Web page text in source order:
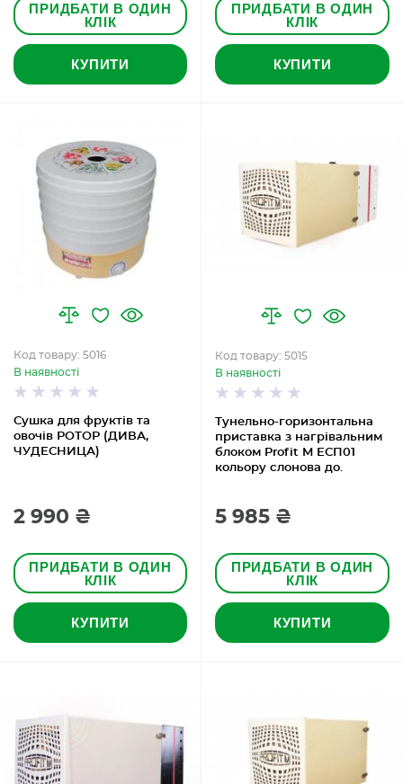
ПРИДБАТИ В ОДИН
КЛІК
КУПИТИ
ПРИДБАТИ В ОДИН
КЛІК
КУПИТИ
Сушка для фруктів та
овочів РОТОР (ДИВА,
ЧУДЕСНИЦА)
Код товару: 5016
В наявності
2 990 ₴
ПРИДБАТИ В ОДИН
КЛІК
КУПИТИ
Тунельно-горизонтальна
приставка з нагрівальним
блоком Profit M ЕСП01
кольору слонова до.
Код товару: 5015
В наявності
5 985 ₴
ПРИДБАТИ В ОДИН
КЛІК
КУПИТИ